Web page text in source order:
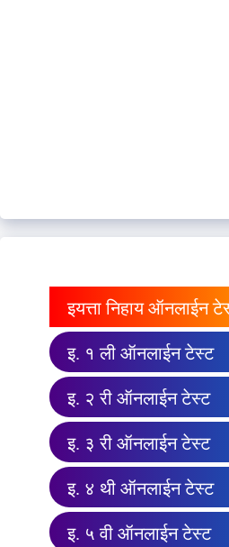
इयत्ता निहाय ऑनलाईन
इ. १ ली ऑनलाईन टेस्ट
इ. २ री ऑनलाईन टेस्ट
इ. ३ री ऑनलाईन टेस्ट
इ. ४ थी ऑनलाईन टेस्ट
इ. ५ वी ऑनलाईन टेस्ट